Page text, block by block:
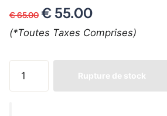
€ 65.00 € 55.00
(*Toutes Taxes Comprises)
Rupture de stock